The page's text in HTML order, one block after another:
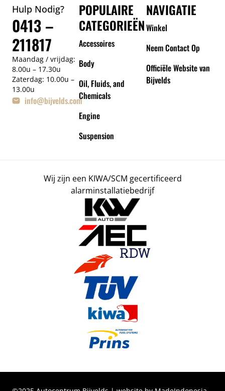
Hulp Nodig?
0413 –
211817
Maandag / vrijdag:
8.00u – 17.30u
Zaterdag: 10.00u –
13.00u
info@bijvelds.com
POPULAIRE
CATEGORIEËN
Accessoires
Body
Oil, Fluids, and
Chemicals
Engine
Suspension
NAVIGATIE
Winkel
Neem Contact Op
Officiële Website van
Bijvelds
Wij zijn een KIWA/SCM gecertificeerd
alarminstallatiebedrijf